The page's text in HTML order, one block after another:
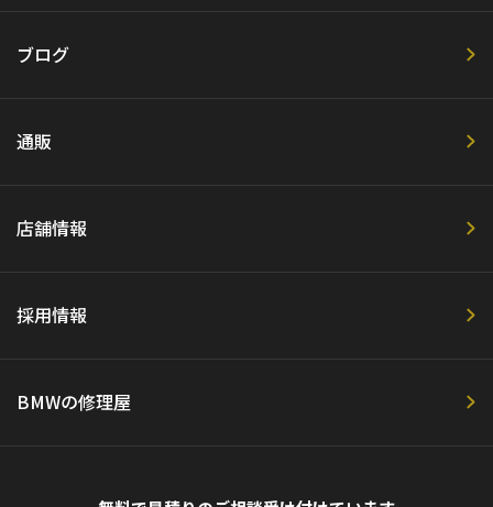
ブログ
通販
店舗情報
採用情報
BMWの修理屋